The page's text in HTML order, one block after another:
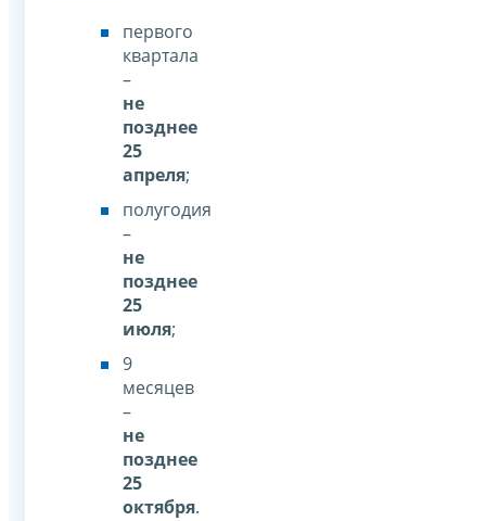
первого
квартала
–
не
позднее
25
апреля;
полугодия
–
не
позднее
25
июля;
9
месяцев
–
не
позднее
25
октября.